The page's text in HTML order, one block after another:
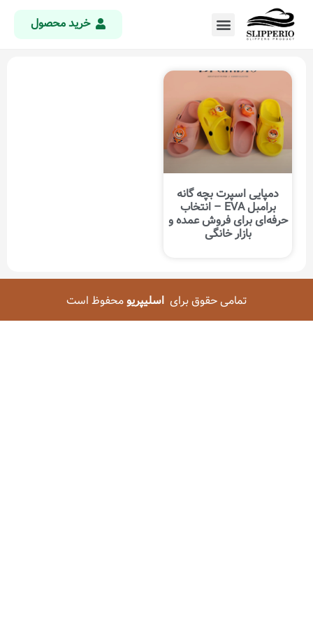
خرید محصول
دمپایی اسپرت بچه گانه
برامبل EVA – انتخاب
حرفه‌ای برای فروش عمده و
بازار خانگی
تمامی حقوق برایاسلیپریومحفوظ است